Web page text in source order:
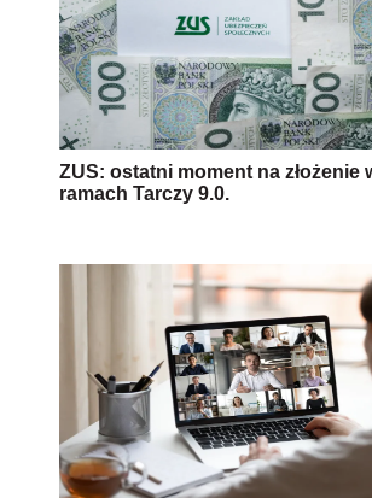
ZUS: ostatni moment na złożenie
ramach Tarczy 9.0.